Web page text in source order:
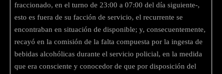
fraccionado, en el turno de 23:00 а 07:00 del día siguiente-,
esto es fuera de su facción de servicio, el recurrente se
encontraban en situación de disponible; y, consecuentemente,
recayó en la comisión de la falta compuesta por la ingesta de
bebidas alcohólicas durante el servicio policial, en la medida
que era consciente y conocedor de que por disposición del